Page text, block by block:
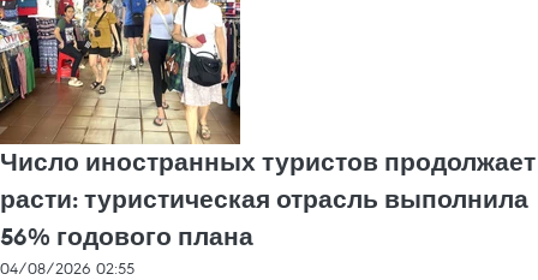
Число иностранных туристов продолжает
расти: туристическая отрасль выполнила
56% годового плана
04/08/2026 02:55